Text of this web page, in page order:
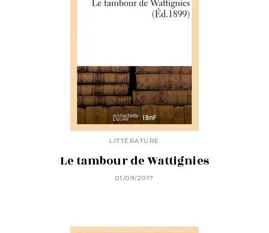
LITTÉRATURE
Le tambour de Wattignies
01/09/2017